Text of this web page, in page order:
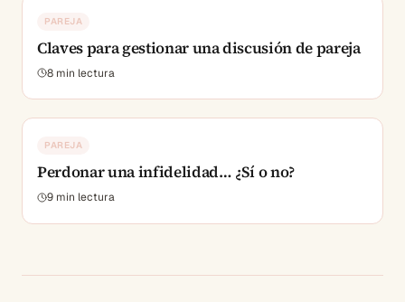
PAREJA
Claves para gestionar una discusión de pareja
8 min lectura
PAREJA
Perdonar una infidelidad… ¿Sí o no?
9 min lectura